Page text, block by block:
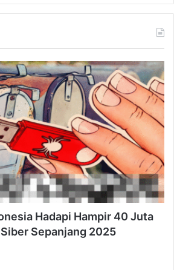
Hadapi Hampir 40 Juta
Sepanjang 2025